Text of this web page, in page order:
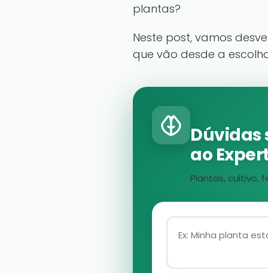
plantas?
Neste post, vamos
que vão desde a
Dúvidas
ao
Plantas, cultivo,